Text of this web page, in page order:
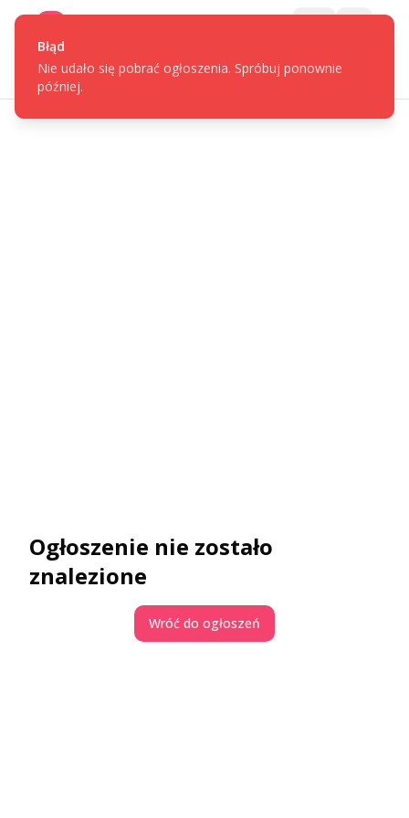
Ogłoszenie nie zostało
znalezione
Wróć do ogłoszeń
Błąd
Nie udało się pobrać ogłoszenia. Spróbuj ponownie
później.